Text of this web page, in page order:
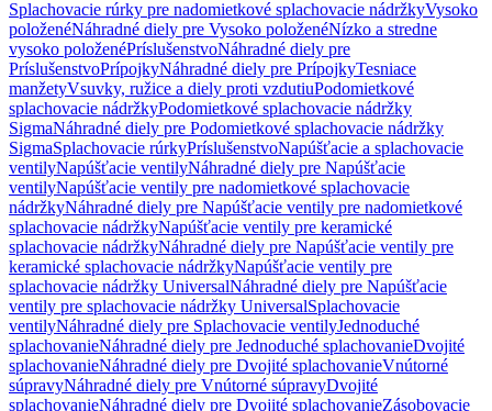
Splachovacie rúrky pre nadomietkové splachovacie nádržkyVysoko
položenéNáhradné diely pre Vysoko položenéNízko a stredne
vysoko položenéPríslušenstvoNáhradné diely pre
PríslušenstvoPrípojkyNáhradné diely pre PrípojkyTesniace
manžetyVsuvky, ružice a diely proti vzdutiuPodomietkové
splachovacie nádržkyPodomietkové splachovacie nádržky
SigmaNáhradné diely pre Podomietkové splachovacie nádržky
SigmaSplachovacie rúrkyPríslušenstvoNapúšťacie a splachovacie
ventilyNapúšťacie ventilyNáhradné diely pre Napúšťacie
ventilyNapúšťacie ventily pre nadomietkové splachovacie
nádržkyNáhradné diely pre Napúšťacie ventily pre nadomietkové
splachovacie nádržkyNapúšťacie ventily pre keramické
splachovacie nádržkyNáhradné diely pre Napúšťacie ventily pre
keramické splachovacie nádržkyNapúšťacie ventily pre
splachovacie nádržky UniversalNáhradné diely pre Napúšťacie
ventily pre splachovacie nádržky UniversalSplachovacie
ventilyNáhradné diely pre Splachovacie ventilyJednoduché
splachovanieNáhradné diely pre Jednoduché splachovanieDvojité
splachovanieNáhradné diely pre Dvojité splachovanieVnútorné
súpravyNáhradné diely pre Vnútorné súpravyDvojité
splachovanieNáhradné diely pre Dvojité splachovanieZásobovacie